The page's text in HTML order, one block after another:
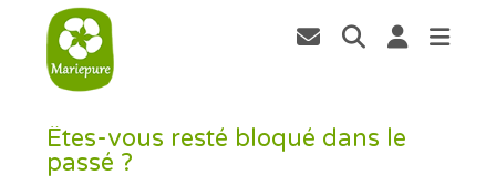
Êtes-vous resté bloqué dans le
passé ?